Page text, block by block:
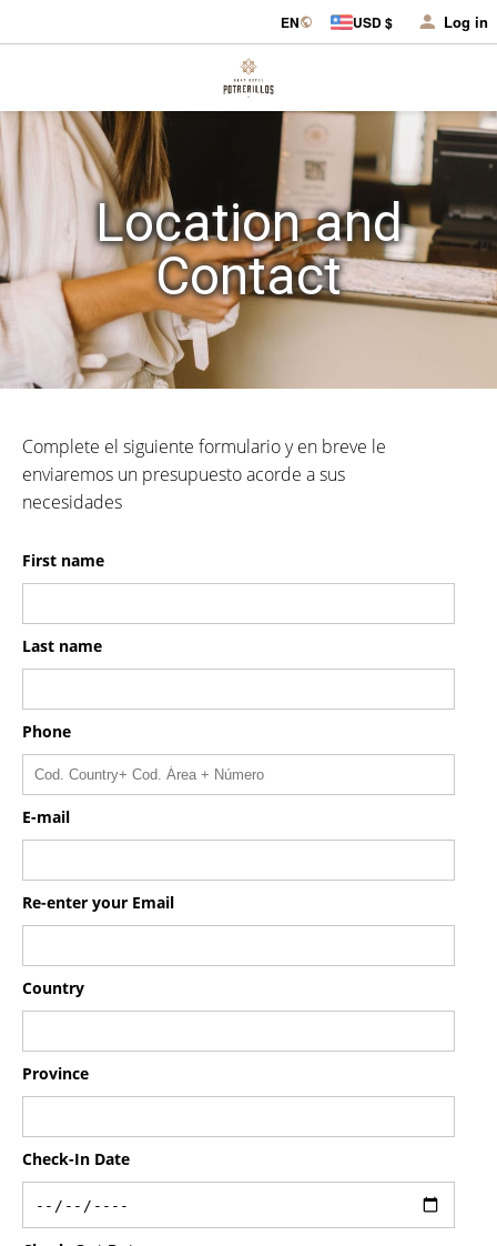
EN USD $ Log in
Location and
Contact
Complete el siguiente formulario y en breve le
enviaremos un presupuesto acorde a sus
necesidades
First name
Last name
Phone
E-mail
Re-enter your Email
Country
Province
Check-In Date